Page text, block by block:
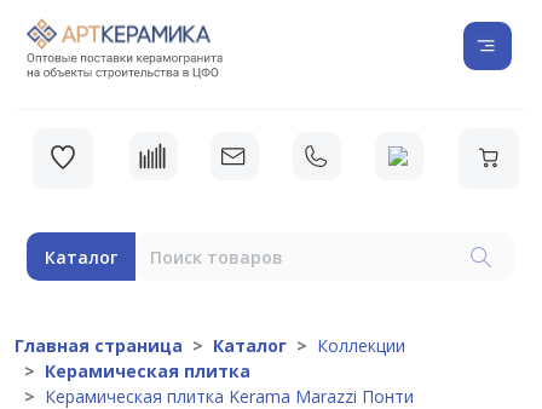
Каталог
Главная страница Каталог
Коллекции
Керамическая плитка
Керамическая плитка Kerama Marazzi Понти